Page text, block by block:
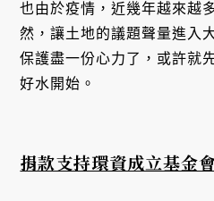
也由於疫情，近幾年越來越
然，讓土地的議題聲量進入
保護盡一份心力了，或許就
好水開始。
捐款支持環資成立基金